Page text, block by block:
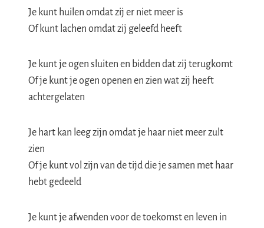
Je kunt huilen omdat zij er niet meer is
Of kunt lachen omdat zij geleefd heeft
Je kunt je ogen sluiten en bidden dat zij terugkomt
Of je kunt je ogen openen en zien wat zij heeft
achtergelaten
Je hart kan leeg zijn omdat je haar niet meer zult
zien
Of je kunt vol zijn van de tijd die je samen met haar
hebt gedeeld
Je kunt je afwenden voor de toekomst en leven in